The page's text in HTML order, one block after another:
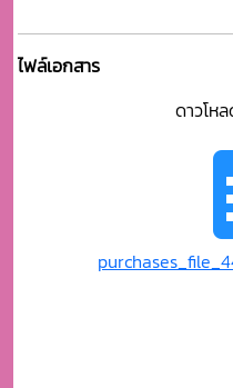
ไฟล์เอกสาร
ดาวโห